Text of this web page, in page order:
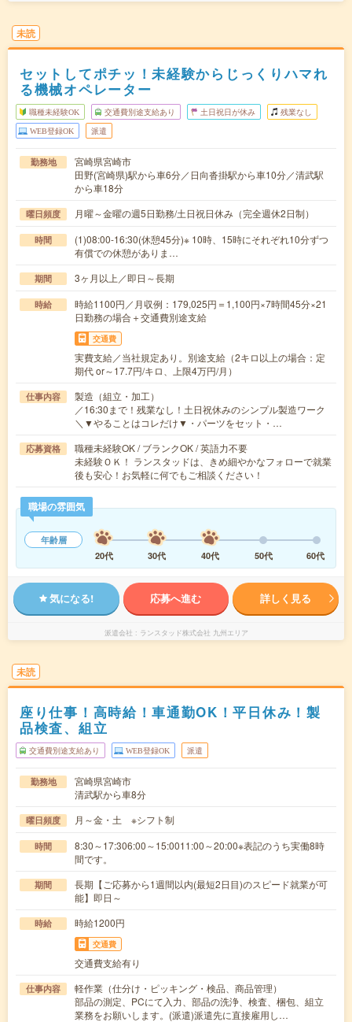
未読
セットしてポチッ！未経験からじっくりハマれ
る機械オペレーター
職種未経験OK 交通費別途支給あり 土日祝日が休み 残業なし
WEB登録OK 派遣
勤務地
宮崎県宮崎市
田野(宮崎県)駅から車6分／日向沓掛駅から車10分／清武駅
から車18分
曜日頻度 月曜～金曜の週5日勤務/土日祝日休み（完全週休2日制）
時間
(1)08:00-16:30(休憩45分)※ 10時、15時にそれぞれ10分ずつ
有償での休憩がありま…
期間 3ヶ月以上／即日～長期
時給
時給1100円／月収例：179,025円＝1,100円×7時間45分×21
日勤務の場合＋交通費別途支給
交通費
実費支給／当社規定あり。別途支給（2キロ以上の場合：定
期代 or～17.7円/キロ、上限4万円/月）
仕事内容
製造（組立・加工）
／16:30まで！残業なし！土日祝休みのシンプル製造ワーク
＼▼やることはコレだけ▼・パーツをセット・…
応募資格
職種未経験OK / ブランクOK / 英語力不要
未経験ＯＫ！ ランスタッドは、きめ細やかなフォローで就業
後も安心！お気軽に何でもご相談ください！
職場の雰囲気
年齢層
20代
30代 40代 50代 60代
気になる! 応募へ進む 詳しく見る
派遣会社 ランスタッド株式会社 九州エリア
未読
座り仕事！高時給！車通勤OK！平日休み！製
品検査、組立
交通費別途支給あり WEB登録OK 派遣
勤務地
宮崎県宮崎市
清武駅から車8分
曜日頻度 月～金・土 ※シフト制
時間
8:30～17:306:00～15:0011:00～20:00※表記のうち実働8時
間です。
期間
長期【ご応募から1週間以内(最短2日目)のスピード就業が可
能】即日～
時給 時給1200円
交通費
交通費支給有り
仕事内容
軽作業（仕分け・ピッキング・検品、商品管理）
部品の測定、PCにて入力、部品の洗浄、検査、梱包、組立
業務をお願いします。(派遣)派遣先に直接雇用し…